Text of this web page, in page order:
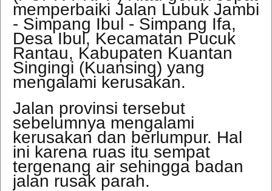
memperbaiki Jalan Lubuk Jambi
- Simpang Ibul - Simpang Ifa,
Desa Ibul, Kecamatan Pucuk
Rantau, Kabupaten Kuantan
Singingi (Kuansing) yang
mengalami kerusakan.
Jalan provinsi tersebut
sebelumnya mengalami
kerusakan dan berlumpur. Hal
ini karena ruas itu sempat
tergenang air sehingga badan
jalan rusak parah.